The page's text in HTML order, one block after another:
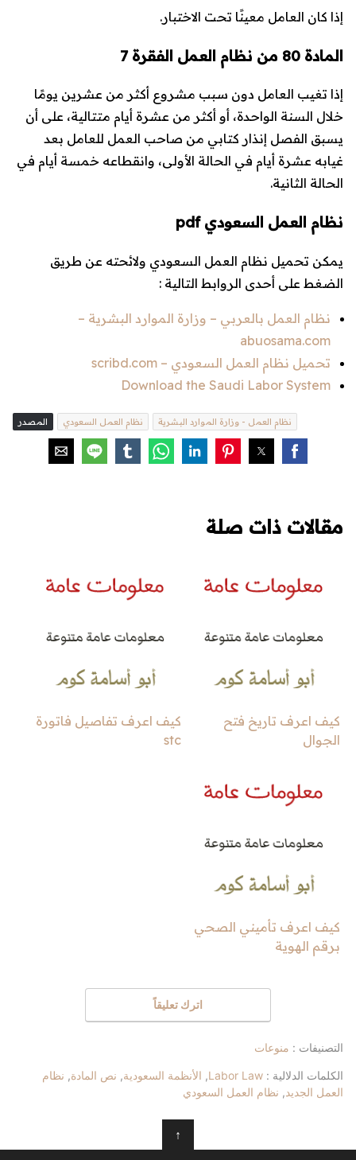
إذا كان العامل معينًا تحت الاختبار.
المادة 80 من نظام العمل الفقرة 7
إذا تغيب العامل دون سبب مشروع أكثر من عشرين يومًا
خلال السنة الواحدة، أو أكثر من عشرة أيام متتالية، على أن
يسبق الفصل إنذار كتابي من صاحب العمل للعامل بعد
غيابه عشرة أيام في الحالة الأولى، وانقطاعه خمسة أيام في
الحالة الثانية.
نظام العمل السعودي pdf
يمكن تحميل نظام العمل السعودي ولائحته عن طريق
الضغط على أحدى الروابط التالية :
نظام العمل بالعربي – وزارة الموارد البشرية –
abuosama.com
تحميل نظام العمل السعودي – scribd.com
Download the Saudi Labor System
المصدر نظام العمل السعودي نظام العمل - وزارة الموارد البشرية
مقالات ذات صلة
كيف اعرف تاريخ فتح
الجوال
كيف اعرف تفاصيل فاتورة
stc
كيف اعرف تأميني الصحي
برقم الهوية
اترك تعليقاً
التصنيفات : منوعات
الكلمات الدلالية : Labor Law
, الأنظمة السعودية, نص المادة, نظام
العمل الجديد, نظام العمل السعودي
↑